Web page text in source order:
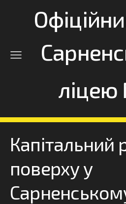
Капітальний
поверху у